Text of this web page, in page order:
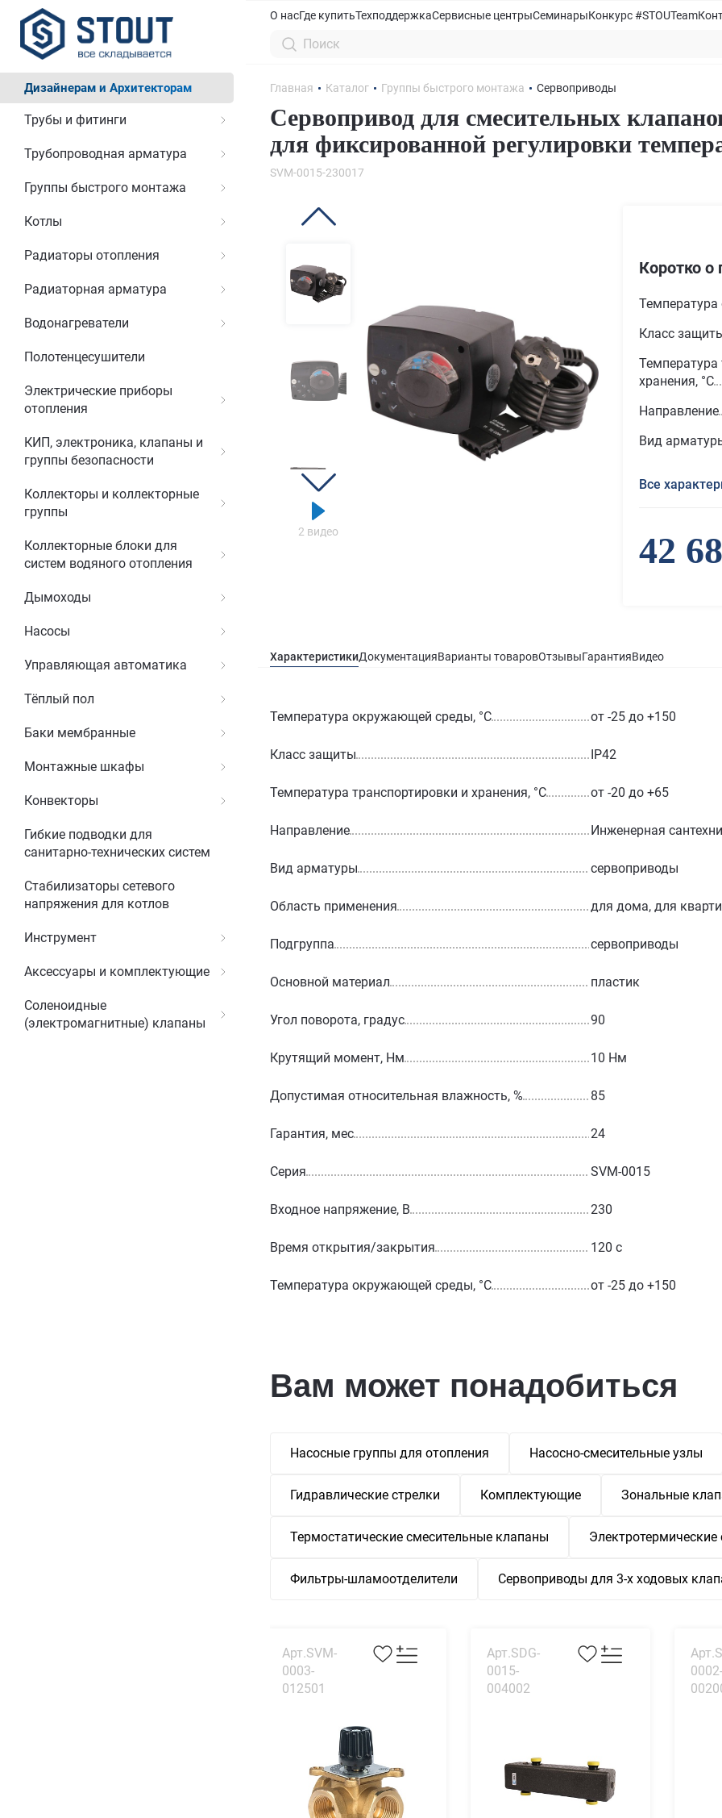
Дизайнерам и Архитекторам
Трубы и фитинги
Трубопроводная арматура
Группы быстрого монтажа
Котлы
Радиаторы отопления
Радиаторная арматура
Водонагреватели
Полотенцесушители
Электрические приборы
отопления
КИП, электроника, клапаны и
группы безопасности
Коллекторы и коллекторные
группы
Коллекторные блоки для
систем водяного отопления
Дымоходы
Насосы
Управляющая автоматика
Тёплый пол
Баки мембранные
Монтажные шкафы
Конвекторы
Гибкие подводки для
санитарно-технических систем
Стабилизаторы сетевого
напряжения для котлов
Инструмент
Аксессуары и комплектующие
Соленоидные
(электромагнитные) клапаны
О насГде купитьТехподдержкаСервисные центрыСеминарыКонкурс #STOUTeam
Главная Каталог Группы быстрого монтажа Сервоприводы
Сервопривод для смесительных
для фиксированной регулировки
SVM-0015-230017
2 видео
Коротко о
Класс
Температура
хранения, °С
Направление
Вид
Все
42
ХарактеристикиДокументацияВарианты товаровОтзывыГарантияВидео
Температура окружающей среды, °С от -25 до +150
Класс защиты IP42
Температура транспортировки и хранения, °С от -20 до +65
Направление Инженерная
Вид арматуры сервоприводы
Область применения для дома, для
Подгруппа сервоприводы
Основной материал пластик
Угол поворота, градус 90
Крутящий момент, Нм 10 Нм
Допустимая относительная влажность, % 85
Гарантия, мес 24
Серия SVM-0015
Входное напряжение, В 230
Время открытия/закрытия 120 с
Температура окружающей среды, °С от -25 до +150
Вам может понадобиться
Насосные группы для отопления Насосно-смесительные узлы
Гидравлические стрелки Комплектующие Зональные
Термостатические смесительные клапаны
Фильтры-шламоотделители Сервоприводы для 3-х ходовых
Арт.SVM-
0003-
012501
Арт.SDG-
0015-
004002
0002-